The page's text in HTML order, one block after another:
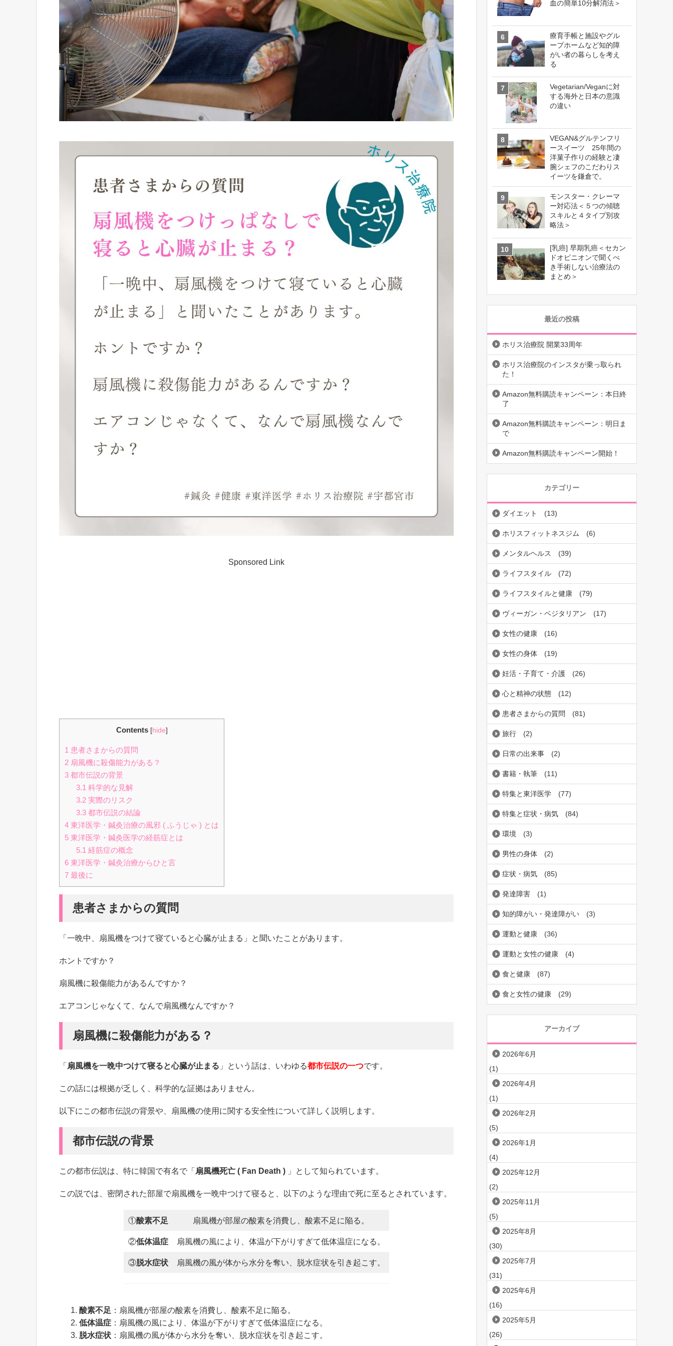
Sponsored Link
Contents [hide]
1 患者さまからの質問
2 扇風機に殺傷能力がある？
3 都市伝説の背景
3.1 科学的な見解
3.2実際のリスク
3.3都市伝説の結論
4 東洋医学・鍼灸治療の風邪 ( ふうじゃ ) とは
5 東洋医学・鍼灸医学の経筋症とは
5.1 経筋症の概念
6 東洋医学・鍼灸治療からひと言
7 最後に
患者さまからの質問
「一晩中、扇風機をつけて寝ていると心臓が止まる」と聞いたことがあります。
ホントですか？
扇風機に殺傷能力があるんですか？
エアコンじゃなくて、なんで扇風機なんですか？
扇風機に殺傷能力がある？
「 扇風機を一晩中つけて寝ると心臓が止まる 」という話は、いわゆる都市伝説の一つです。
この話には根拠が乏しく、科学的な証拠はありません。
以下にこの都市伝説の背景や、扇風機の使用に関する安全性について詳しく説明します。
都市伝説の背景
この都市伝説は、特に韓国で有名で「 扇風機死亡 ( Fan Death ) 」として知られています。
この説では、密閉された部屋で扇風機を一晩中つけて寝ると、以下のような理由で死に至るとされています。
①酸素不足 扇風機が部屋の酸素を消費し、酸素不足に陥る。
②低体温症 扇風機の風により、体温が下がりすぎて低体温症になる。
③脱水症状 扇風機の風が体から水分を奪い、脱水症状を引き起こす。
酸素不足 ：扇風機が部屋の酸素を消費し、酸素不足に陥る。
低体温症 ：扇風機の風により、体温が下がりすぎて低体温症になる。
脱水症状 ：扇風機の風が体から水分を奪い、脱水症状を引き起こす。
血の簡単10分解消法＞
療育手帳と施設やグル
ープホームなど知的障
がい者の暮らしを考え
る
Vegetarian/Veganに対
する海外と日本の意識
の違い
VEGAN&グルテンフリ
ースイーツ 25年間の
洋菓子作りの経験と凄
腕シェフのこだわりス
イーツを鎌倉で。
モンスター・クレーマ
ー対応法＜５つの傾聴
スキルと４タイプ別攻
略法＞
[乳癌] 早期乳癌＜セカン
ドオピニオンで聞くべ
き手術しない治療法の
まとめ＞
最近の投稿
ホリス治療院 開業33周年
ホリス治療院のインスタが乗っ取られ
た！
Amazon無料購読キャンペーン：本日終
了
Amazon無料購読キャンペーン：明日ま
で
Amazon無料購読キャンペーン開始！
カテゴリー
ダイエット (13)
ホリスフィットネスジム (6)
メンタルヘルス (39)
ライフスタイル (72)
ライフスタイルと健康 (79)
ヴィーガン・ベジタリアン (17)
女性の健康 (16)
女性の身体 (19)
妊活・子育て・介護 (26)
心と精神の状態 (12)
患者さまからの質問 (81)
旅行 (2)
日常の出来事 (2)
書籍・執筆 (11)
特集と東洋医学 (77)
特集と症状・病気 (84)
環境 (3)
男性の身体 (2)
症状・病気 (85)
発達障害 (1)
知的障がい・発達障がい (3)
運動と健康 (36)
運動と女性の健康 (4)
食と健康 (87)
食と女性の健康 (29)
アーカイブ
2026年6月
(1)
2026年4月
(1)
2026年2月
(5)
2026年1月
(4)
2025年12月
(2)
2025年11月
(5)
2025年8月
(30)
2025年7月
(31)
2025年6月
(16)
2025年5月
(26)